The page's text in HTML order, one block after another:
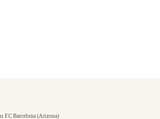
F.C Barcelona (Arizona)